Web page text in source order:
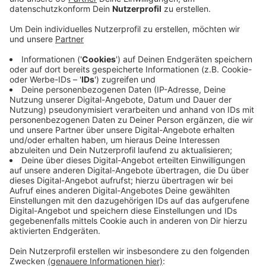
Anzeige
Ein Kran wuchtete die Pfeiler in das Fundament, wo sie
mit schnellhärtendem Beton fixiert wurden. "Mit der
Sporthalle liegen wir gut im Zeitplan", sagt Anke
Steinkamp von der Projektsteuerung im Amt für
Immobilienmanagement. "Sobald die Grundleitungen
verlegt sind, setzen wir die Bodenplatte ein. Im
Spätsommer folgen das Dach und die Verkleidung mit
der Holzfassade." Läuft weiterhin alles reibungslos
nach Plan, kann im nächsten Frühjahr Einweihung
gefeiert werden. Die städtische Gesamtschule sowie
Sportvereine vorwiegend aus dem Ostviertel werden
die Halle nutzen; die Tribüne ist für 300 Gäste